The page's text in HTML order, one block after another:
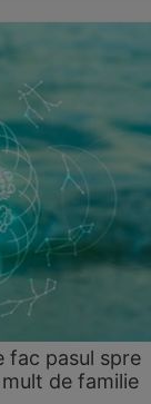
fac pasul spre
de familie